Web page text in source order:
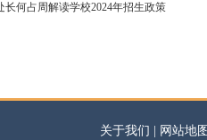
何占周解读学校2024年招生政策
关于我们 | 网站地